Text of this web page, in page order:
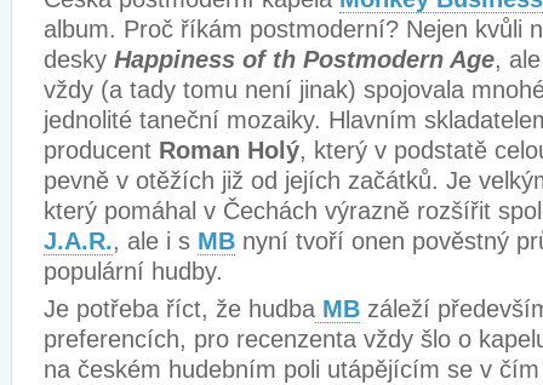
album. Proč říkám postmoderní? Nejen kvůli
desky Happiness of th Postmodern Age,
vždy (a tady tomu není jinak) spojovala
jednolité taneční mozaiky. Hlavním
producent Roman Holý, který v podstatě
pevně v otěžích již od jejích začátků. Je
který pomáhal v Čechách výrazně rozšířit
J.A.R., ale i s MB nyní tvoří onen pověstný
populární hudby.
Je potřeba říct, že hudba MB záleží
preferencích, pro recenzenta vždy šlo o
na českém hudebním poli utápějícím se v